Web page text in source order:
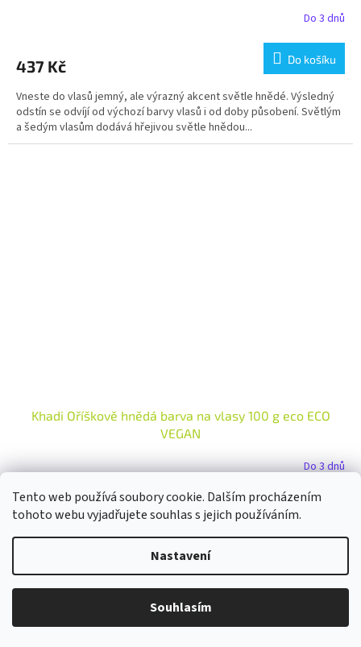
Tento web používá soubory cookie. Dalším procházením
tohoto webu vyjadřujete souhlas s jejich používáním.
Nastavení
Souhlasím
Do 3 dnů
437 Kč Do košíku
Vneste do vlasů jemný, ale výrazný akcent světle hnědé. Výsledný
odstín se odvíjí od výchozí barvy vlasů i od doby působení. Světlým
a šedým vlasům dodává hřejivou světle hnědou...
Khadi Oříškově hnědá barva na vlasy 100 g eco ECO
VEGAN
Do 3 dnů
437 Kč Do košíku
přirozenou sytou barvou. Propůjčuje vlasům středně hnědý odstín s
jemnými oříškovými tóny. Výsledek závisí na...